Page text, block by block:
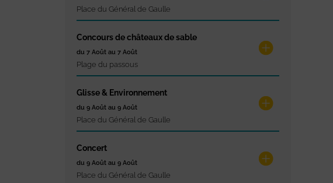
Place du Général de Gaulle
Concours de châteaux de sable
du 7 Août au 7 Août
Plage du passous
Glisse & Environnement
du 9 Août au 9 Août
Place du Général de Gaulle
Concert
du 9 Août au 9 Août
Place du Général de Gaulle